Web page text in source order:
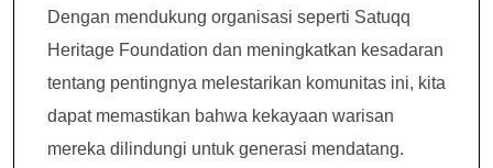
Dengan mendukung organisasi seperti Satuqq
Heritage Foundation dan meningkatkan kesadaran
tentang pentingnya melestarikan komunitas ini, kita
dapat memastikan bahwa kekayaan warisan
mereka dilindungi untuk generasi mendatang.